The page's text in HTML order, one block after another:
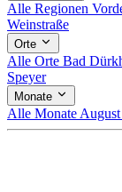
Alle Regionen
Weinstraße
Orte
Alle Orte Bad
Speyer
Monate
Alle Monate August